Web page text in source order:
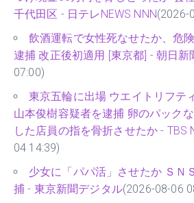
千代田区 - 日テレNEWS NNN(2026-
飲酒運転で女性死なせたか、危
逮捕 改正後初適用 [東京都] - 朝日新
07:00)
東京五輪に出場 ウエイトリフテ
山本俊樹容疑者を逮捕 卵のパック
した店員の指を骨折させたか - TBS
04 14:39)
少女に「パパ活」させたか ＳＮ
捕 - 東京新聞デジタル(2026-08-06